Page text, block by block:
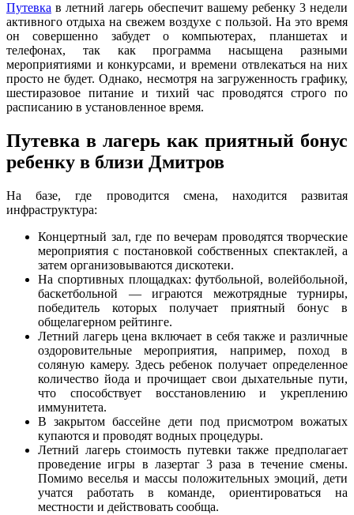
Путевка в летний лагерь обеспечит вашему ребенку 3 недели
активного отдыха на свежем воздухе с пользой. На это время
он совершенно забудет о компьютерах, планшетах и
телефонах, так как программа насыщена разными
мероприятиями и конкурсами, и времени отвлекаться на них
просто не будет. Однако, несмотря на загруженность графику,
шестиразовое питание и тихий час проводятся строго по
расписанию в установленное время.
Путевка в лагерь как приятный бонус
ребенку в близи Дмитров
На базе, где проводится смена, находится развитая
инфраструктура:
Концертный зал, где по вечерам проводятся творческие
мероприятия с постановкой собственных спектаклей, а
затем организовываются дискотеки.
На спортивных площадках: футбольной, волейбольной,
баскетбольной — играются межотрядные турниры,
победитель которых получает приятный бонус в
общелагерном рейтинге.
Летний лагерь цена включает в себя также и различные
оздоровительные мероприятия, например, поход в
соляную камеру. Здесь ребенок получает определенное
количество йода и прочищает свои дыхательные пути,
что способствует восстановлению и укреплению
иммунитета.
В закрытом бассейне дети под присмотром вожатых
купаются и проводят водных процедуры.
Летний лагерь стоимость путевки также предполагает
проведение игры в лазертаг 3 раза в течение смены.
Помимо веселья и массы положительных эмоций, дети
учатся работать в команде, ориентироваться на
местности и действовать сообща.